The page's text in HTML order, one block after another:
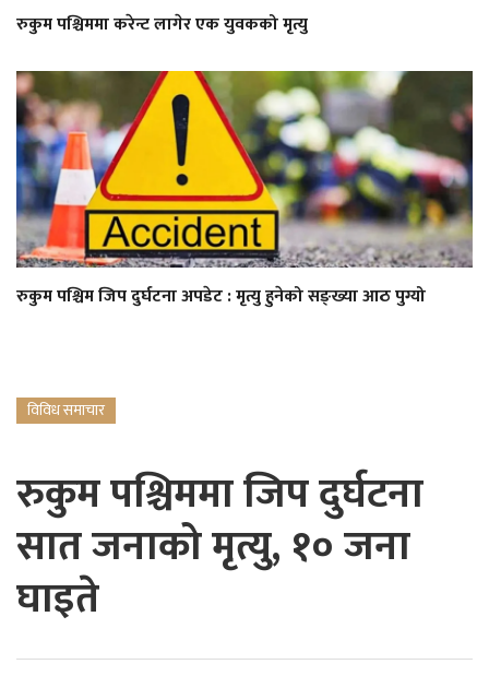
रुकुम पश्चिममा करेन्ट लागेर एक युवकको मृत्यु
रुकुम पश्चिम जिप दुर्घटना अपडेट : मृत्यु हुनेको सङ्ख्या आठ पुग्यो
विविध समाचार
रुकुम पश्चिममा जिप दुर्घटना
सात जनाको मृत्यु, १० जना
घाइते